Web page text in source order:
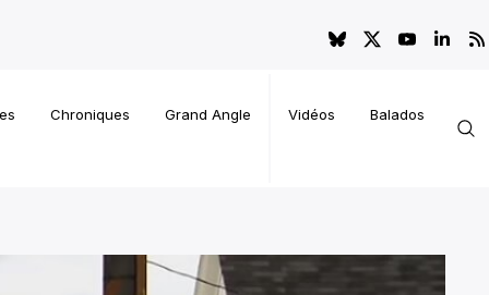
Chroniques Grand Angle Vidéos Balados